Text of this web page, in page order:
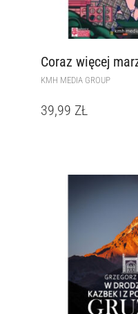
Coraz więcej
KMH MEDIA GROUP
39,99 ZŁ